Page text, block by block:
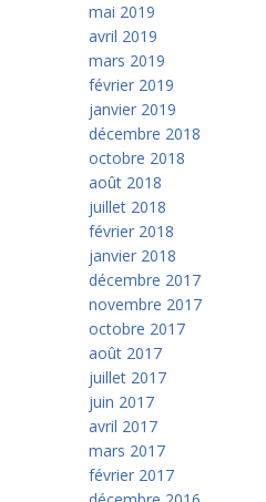
mai 2019
avril 2019
mars 2019
février 2019
janvier 2019
décembre 2018
octobre 2018
août 2018
juillet 2018
février 2018
janvier 2018
décembre 2017
novembre 2017
octobre 2017
août 2017
juillet 2017
juin 2017
avril 2017
mars 2017
février 2017